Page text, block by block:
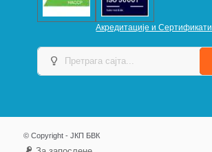
Акредитације и Сертификати
© Copyright - ЈКП БВК